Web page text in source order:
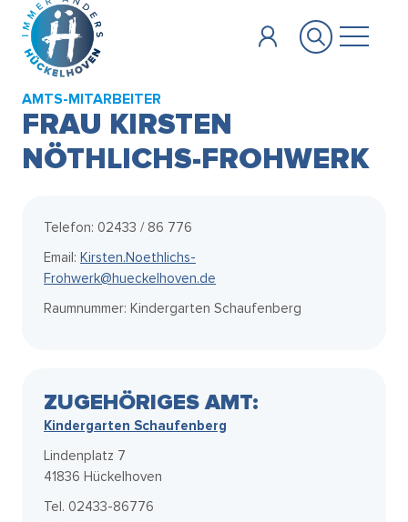
Zum Hauptinhalt springen
AMTS-MITARBEITER
FRAU KIRSTEN
NÖTHLICHS-FROHWERK
Telefon: 02433 / 86 776
Email: Kirsten.Noethlichs-
Frohwerk@hueckelhoven.de
Raumnummer: Kindergarten Schaufenberg
ZUGEHÖRIGES AMT:
Kindergarten Schaufenberg
Lindenplatz 7
41836 Hückelhoven
Tel. 02433-86776